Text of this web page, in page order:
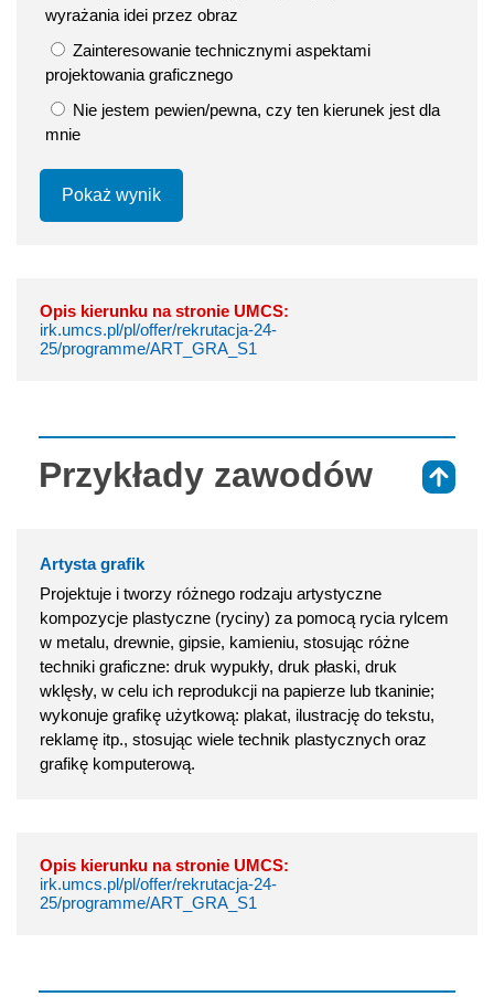
wyrażania idei przez obraz
Zainteresowanie technicznymi aspektami
projektowania graficznego
Nie jestem pewien/pewna, czy ten kierunek jest dla
mnie
Pokaż wynik
Opis kierunku na stronie UMCS:
irk.umcs.pl/pl/offer/rekrutacja-24-
25/programme/ART_GRA_S1
Przykłady zawodów
Artysta grafik
Projektuje i tworzy różnego rodzaju artystyczne
kompozycje plastyczne (ryciny) za pomocą rycia rylcem
w metalu, drewnie, gipsie, kamieniu, stosując różne
techniki graficzne: druk wypukły, druk płaski, druk
wklęsły, w celu ich reprodukcji na papierze lub tkaninie;
wykonuje grafikę użytkową: plakat, ilustrację do tekstu,
reklamę itp., stosując wiele technik plastycznych oraz
grafikę komputerową.
Opis kierunku na stronie UMCS:
irk.umcs.pl/pl/offer/rekrutacja-24-
25/programme/ART_GRA_S1